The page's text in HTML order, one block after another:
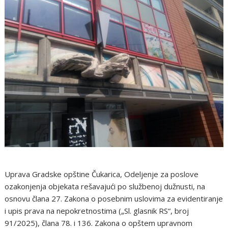
Uprava Gradske opštine Čukarica, Odeljenje za poslove
ozakonjenja objekata rešavajući po službenoj dužnusti, na
osnovu člana 27. Zakona o posebnim uslovima za evidentiranje
i upis prava na nepokretnostima („Sl. glasnik RS“, broj
91/2025), člana 78. i 136. Zakona o opštem upravnom